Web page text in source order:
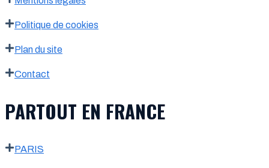
Politique de cookies
Plan du site
Contact
PARTOUT EN FRANCE
PARIS